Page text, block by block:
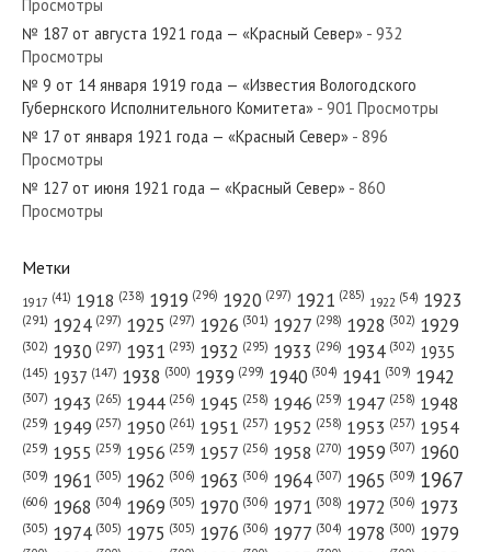
Просмотры
№ 187 от августа 1921 года — «Красный Север» - 932
Просмотры
№ 9 от 14 января 1919 года — «Известия Вологодского
Губернского Исполнительного Комитета» - 901 Просмотры
№ 17 от января 1921 года — «Красный Север» - 896
Просмотры
№ 127 от июня 1921 года — «Красный Север» - 860
Просмотры
Метки
1917 (41) 1918 (238) 1919 (296) 1920 (297) 1921 (285) 1922 (54) 1923
(291) 1924 (297) 1925 (297) 1926 (301) 1927 (298) 1928 (302) 1929
(302) 1930 (297) 1931 (293) 1932 (295) 1933 (296) 1934 (302) 1935
(145) 1937 (147) 1938 (300) 1939 (299) 1940 (304) 1941 (309) 1942
(307) 1943 (265) 1944 (256) 1945 (258) 1946 (259) 1947 (258) 1948
(259) 1949 (257) 1950 (261) 1951 (257) 1952 (258) 1953 (257) 1954
(259) 1955 (259) 1956 (259) 1957 (256) 1958 (270) 1959 (307) 1960
(309) 1961 (305) 1962 (306) 1963 (306) 1964 (307) 1965 (309) 1967
(606) 1968 (304) 1969 (305) 1970 (306) 1971 (308) 1972 (306) 1973
(305) 1974 (305) 1975 (305) 1976 (306) 1977 (304) 1978 (300) 1979